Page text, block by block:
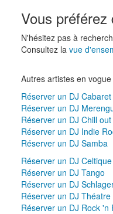
Vous préférez
N'hésitez pas à
Consultez la vue
Autres artistes en vogue
Réserver un DJ Cabaret
Réserver un DJ
Réserver un DJ Chill out
Réserver un DJ Indie
Réserver un DJ Samba
Réserver un DJ Celtique
Réserver un DJ Tango
Réserver un DJ
Réserver un DJ
Réserver un DJ Rock 'n